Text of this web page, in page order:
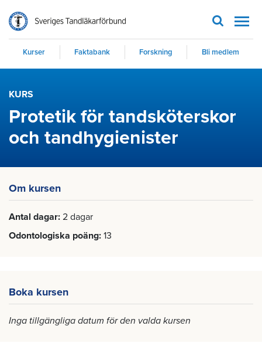
Kurser Faktabank Forskning Bli medlem
KURS
Protetik för tandsköterskor
och tandhygienister
Om kursen
Antal dagar 2 dagar
Odontologiska poäng 13
Boka kursen
Inga tillgängliga datum för den valda kursen